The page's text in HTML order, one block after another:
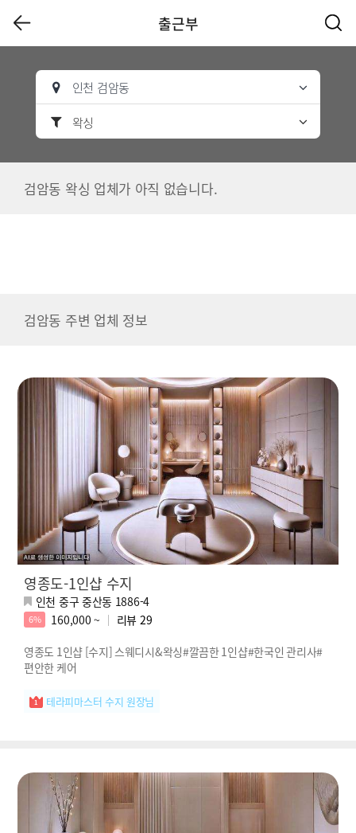
출근부
인천 검암동
왁싱
검암동 왁싱 업체가 아직 없습니다.
검암동 주변 업체 정보
영종도-1인샵 수지
인천 중구 중산동 1886-4
6% 160,000 ~ 리뷰 29
영종도 1인샵 [수지] 스웨디시&왁싱#깔끔한 1인샵#한국인 관리사#
편안한 케어
테라피마스터 수지 원장님